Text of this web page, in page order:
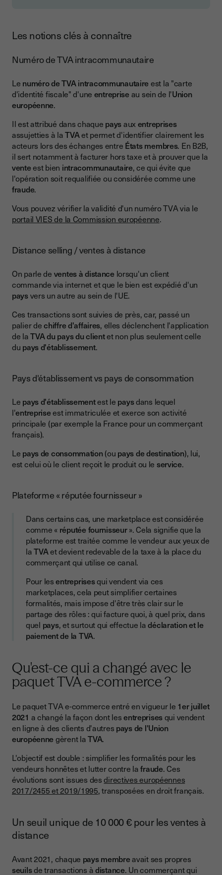
Les notions clés à connaître
Numéro de TVA intracommunautaire
Le numéro de TVA intracommunautaireest la "carte
d'identité fiscale" d'une entrepriseau sein de l'Union
européenne.
Il est attribué dans chaque paysauxentreprises
assujetties à laTVAet permet d'identifier clairement les
acteurs lors des échanges entre États membres. En B2B,
il sert notamment à facturer hors taxe et à prouver que la
venteest bien intracommunautaire, ce qui évite que
l'opération soit requalifiée ou considérée comme une
fraude.
Vous pouvez vérifier la validité d'un numéro TVA via le
portail VIES de la Commission européenne.
Distance selling / ventes à distance
On parle de ventes à distancelorsqu'un client
commande via internet et que le bien est expédié d'un
paysvers un autre au sein de l'UE.
Ces transactions sont suivies de près, car, passé un
palier dechiffre d'affaires, elles déclenchent l'application
de laTVA du pays du clientet non plus seulement celle
du pays d'établissement.
Pays d'établissement vs pays de consommation
Le pays d'établissementest le paysdans lequel
l'entrepriseest immatriculée et exerce son activité
principale (par exemple la France pour un commerçant
français).
Le pays de consommation(ou pays de destination), lui,
est celui où le client reçoit le produit ou le service.
Plateforme « réputée fournisseur »
Dans certains cas, une marketplace est considérée
comme « réputée fournisseur». Cela signifie que la
plateforme est traitée comme le vendeur aux yeux de
laTVAet devient redevable de la taxe à la place du
commerçant qui utilise ce canal.
Pour lesentreprisesqui vendent via ces
marketplaces, cela peut simplifier certaines
formalités, mais impose d'être très clair sur le
partage des rôles : qui facture quoi, à quel prix, dans
quel pays, et surtout qui effectue ladéclaration et le
paiement de la TVA.
Qu'est-ce qui a changé avec le
paquet TVA e-commerce ?
Le paquet TVA e-commerce entré en vigueur le 1er juillet
2021 a changé la façon dont lesentreprisesqui vendent
en ligne à des clients d'autres pays de l'Union
européennegèrent laTVA.
L'objectif est double : simplifier les formalités pour les
vendeurs honnêtes et lutter contre lafraude. Ces
évolutions sont issues desdirectives européennes
2017/2455 et 2019/1995, transposées en droit français.
Un seuil unique de 10 000 € pour les ventes à
distance
Avant 2021, chaque pays membreavait ses propres
seuilsde transactions àdistance. Un commerçant qui